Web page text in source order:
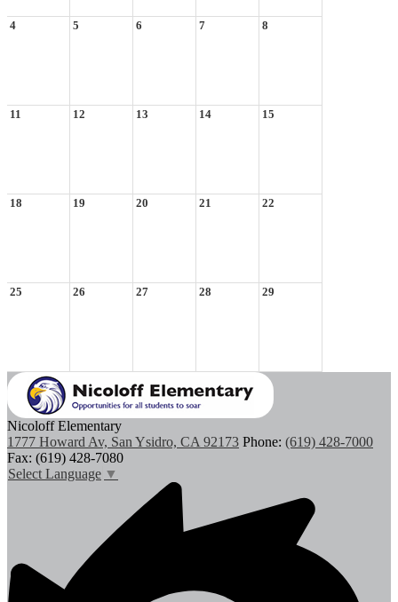
4 5 6 7 8
11 12 13 14 15
18 19 20 21 22
25 26 27 28 29
Nicoloff Elementary
1777 Howard Av, San Ysidro, CA 92173 Phone: (619) 428-7000
Fax: (619) 428-7080
Select Language ▼